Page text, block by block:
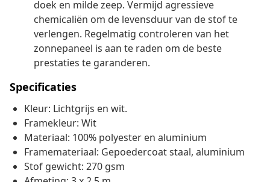
doek en milde zeep. Vermijd agressieve
chemicaliën om de levensduur van de stof te
verlengen. Regelmatig controleren van het
zonnepaneel is aan te raden om de beste
prestaties te garanderen.
Specificaties
Kleur: Lichtgrijs en wit.
Framekleur: Wit
Materiaal: 100% polyester en aluminium
Framemateriaal: Gepoedercoat staal, aluminium
Stof gewicht: 270 gsm